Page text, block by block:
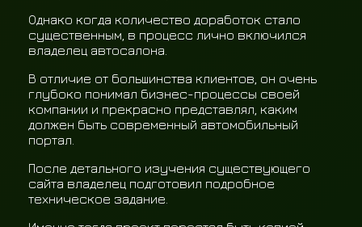
Однако когда количество доработок стало
существенным, в процесс лично включился
владелец автосалона.
В отличие от большинства клиентов, он очень
глубоко понимал бизнес-процессы своей
компании и прекрасно представлял, каким
должен быть современный автомобильный
портал.
После детального изучения существующего
сайта владелец подготовил подробное
техническое задание.